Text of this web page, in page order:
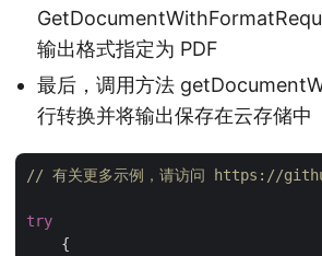
输出格式指定为 PDF
最后，调用方法
行转换并将输出保存在云存储中
// 有关更多示例，请访问 https://
try
    {